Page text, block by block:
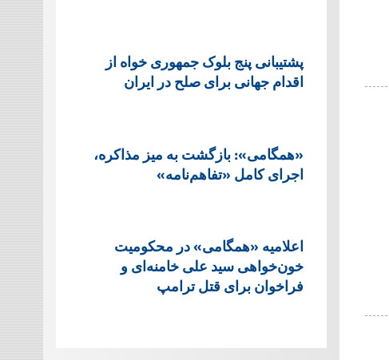
پشتيبانی پنج بلوک جمهوری خواه از
اقدام جهانی برای صلح در ایران
«همگامی»: بازگشت به میز مذاکره،
اجرای کامل «تفاهم‌نامه»
اعلامیه «همگامی» در محکومیت
خون‌خواهی سید علی خامنه‌ای و
فراخوان برای قتل ترامپ